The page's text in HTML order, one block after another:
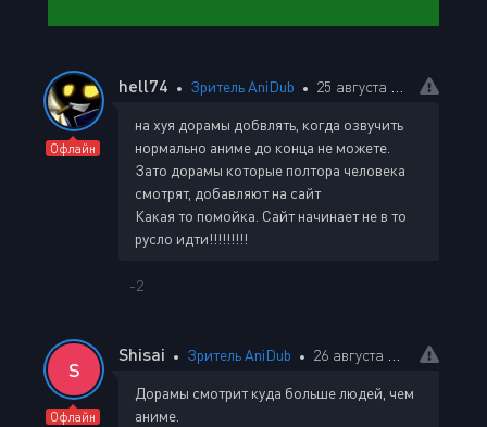
Офлайн
hell74 Зритель AniDub 25 августа 2025 21:35
на хуя дорамы добвлять, когда озвучить
нормально аниме до конца не можете.
Зато дорамы которые полтора человека
смотрят, добавляют на сайт
Какая то помойка. Сайт начинает не в то
русло идти!!!!!!!!!
-2
S
Офлайн
Shisai Зритель AniDub 26 августа 2025 10:25
Дорамы смотрит куда больше людей, чем
аниме.